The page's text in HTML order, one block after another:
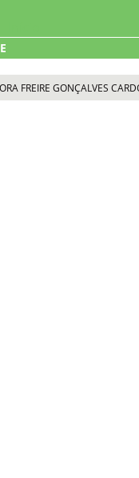
FREIRE GONÇALVES